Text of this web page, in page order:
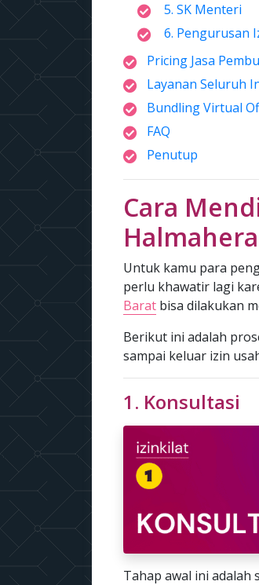
5. SK Menteri
6. Pengurusan
Pricing Jasa
Layanan Seluruh
Bundling Virtual
FAQ
Penutup
Cara
Untuk kamu para
perlu khawatir lagi
Barat bisa dilakukan
Berikut ini adalah
sampai keluar izin
1. Konsultasi
Tahap awal ini